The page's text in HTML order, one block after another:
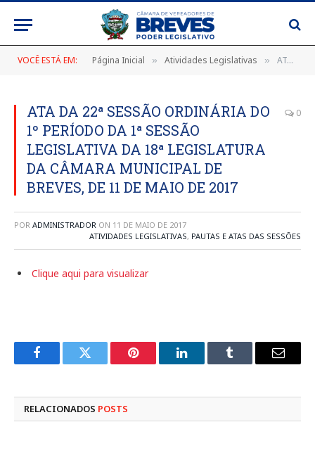
VOCÊ ESTÁ EM: Página Inicial » Atividades Legislativas » ATA DA 22ª SESSÃO ORDINÁRIA DO 1º PERÍODO DA 1ª SESSÃO LEGISLATIVA DA 18ª LEGISLATURA DA CÂMARA MUNICIPAL DE BREVES, DE 11 DE MAIO DE 2017
ATA DA 22ª SESSÃO ORDINÁRIA DO
1º PERÍODO DA 1ª SESSÃO
LEGISLATIVA DA 18ª LEGISLATURA
DA CÂMARA MUNICIPAL DE
BREVES, DE 11 DE MAIO DE 2017
0
POR ADMINISTRADOR ON 11 DE MAIO DE 2017
ATIVIDADES LEGISLATIVAS, PAUTAS E ATAS DAS SESSÕES
Clique aqui para visualizar
FacebookTwitter Pinterest LinkedInTumblr
E-
RELACIONADOS POSTS